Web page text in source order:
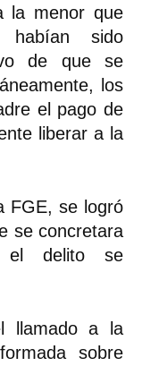
la menor que
sido
de que se
los
el pago de
liberar a la
FGE, se logró
se concretara
el delito se
llamado a la
sobre